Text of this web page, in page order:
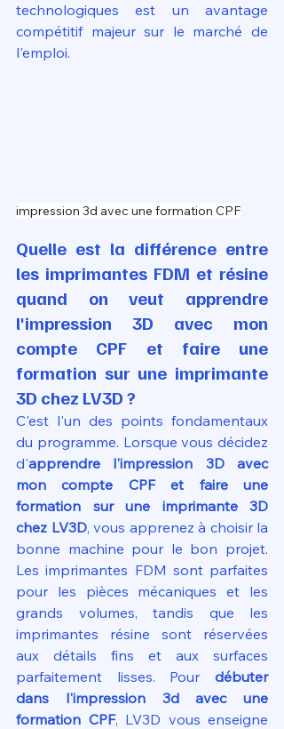
technologiques est un avantage
compétitif majeur sur le marché de
l'emploi.
impression 3d avec une formation CPF
Quelle est la différence entre
les imprimantes FDM et résine
quand on veut apprendre
l'impression 3D avec mon
compte CPF et faire une
formation sur une imprimante
3D chez LV3D ?
C'est l'un des points fondamentaux
du programme. Lorsque vous décidez
d'apprendre l'impression 3D avec
mon compte CPF et faire une
formation sur une imprimante 3D
chez LV3D, vous apprenez à choisir la
bonne machine pour le bon projet.
Les imprimantes FDM sont parfaites
pour les pièces mécaniques et les
grands volumes, tandis que les
imprimantes résine sont réservées
aux détails fins et aux surfaces
parfaitement lisses. Pour débuter
dans l'impression 3d avec une
formation CPF, LV3D vous enseigne